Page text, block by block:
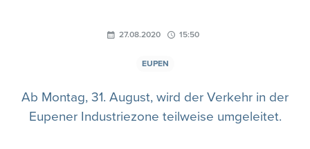
27.08.2020 15:50
EUPEN
Ab Montag, 31. August, wird der Verkehr in der
Eupener Industriezone teilweise umgeleitet.